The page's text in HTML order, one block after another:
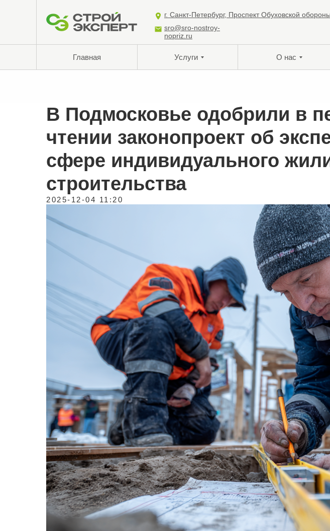
О нас
Услуги
Главная
sro@sro-nostroy-
nopriz.ru
г. Санкт-Петербург, Проспект Обуховской
В Подмосковье одобрили в
чтении законопроект об
сфере индивидуального
строительства
2025-12-04 11:20